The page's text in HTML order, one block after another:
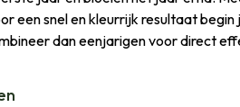
een snel en kleurrijk resultaat
dan eenjarigen voor direct